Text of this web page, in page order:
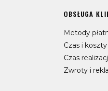
OBSŁUGA
Metody
Czas i
Czas
Zwroty i